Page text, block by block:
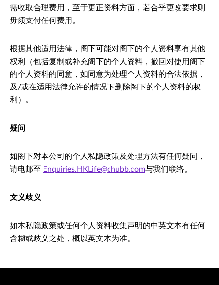
需收取合理费用，至于更正资料方面，若合乎更改要求则
毋须支付任何费用。
根据其他适用法律，阁下可能对阁下的个人资料享有其他
权利（包括复制或补充阁下的个人资料，撤回对使用阁下
的个人资料的同意，如同意为处理个人资料的合法依据，
及/或在适用法律允许的情况下删除阁下的个人资料的权
利）。
疑问
如阁下对本公司的个人私隐政策及处理方法有任何疑问，
请电邮至 Enquiries.HKLife@chubb.com与我们联络。
文义歧义
如本私隐政策或任何个人资料收集声明的中英文本有任何
含糊或歧义之处，概以英文本为准。